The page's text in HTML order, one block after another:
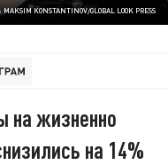
KONSTANTINOV/GLOBAL LOOK PRESS
на жизненно
на 14%